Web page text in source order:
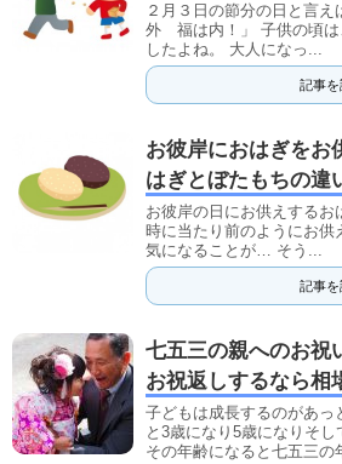
２月３日の節分の日と言
外 福は内！」 子供の頃は
したよね。 大人になっ...
記事を
お彼岸におはぎをお
はぎとぼたもちの違
お彼岸の日にお供えする
時に当たり前のようにお供
気になることが… そう...
記事を
七五三の親へのお祝
お祝返しするなら相
子どもは成長するのがあっ
と3歳になり5歳になりそし
その年齢になると七五三の